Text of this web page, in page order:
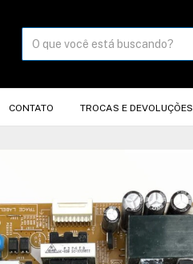
CONTATO TROCAS E DEVOLUÇÕES